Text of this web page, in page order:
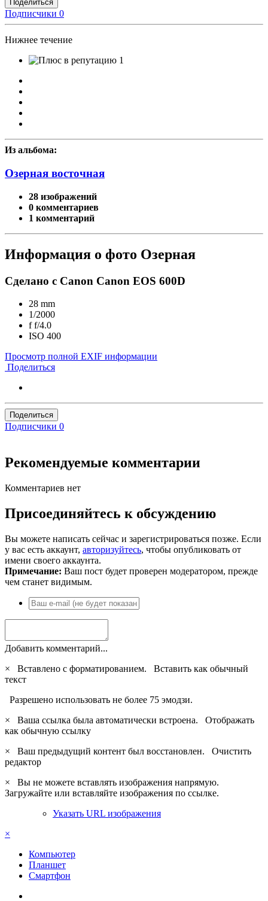
Поделиться
Подписчики 0
Нижнее течение
1
Из альбома:
Озерная восточная
28 изображений
0 комментариев
1 комментарий
Информация о фото Озерная
Сделано с Canon Canon EOS 600D
28 mm
1/2000
ff/4.0
ISO 400
Просмотр полной EXIF информации
Поделиться
Поделиться
Подписчики 0
Рекомендуемые комментарии
Комментариев нет
Присоединяйтесь к обсуждению
Вы можете написать сейчас и зарегистрироваться позже. Если
у вас есть аккаунт, авторизуйтесь, чтобы опубликовать от
имени своего аккаунта.
Примечание: Ваш пост будет проверен модератором, прежде
чем станет видимым.
Добавить комментарий...
×
Вставлено с форматированием. Вставить как обычный
текст
Разрешено использовать не более 75 эмодзи.
×
Ваша ссылка была автоматически встроена. Отображать
как обычную ссылку
×
Ваш предыдущий контент был восстановлен. Очистить
редактор
×
Вы не можете вставлять изображения напрямую.
Загружайте или вставляйте изображения по ссылке.
Указать URL изображения
×
Компьютер
Планшет
Смартфон